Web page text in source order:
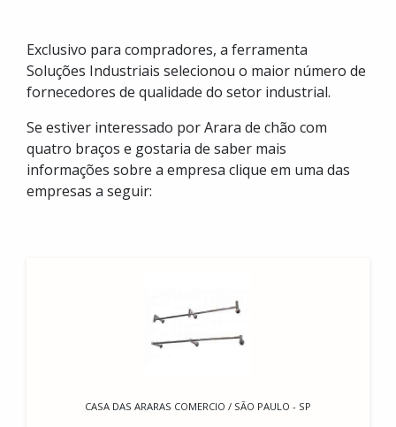
Exclusivo para compradores, a ferramenta
Soluções Industriais selecionou o maior número de
fornecedores de qualidade do setor industrial.
Se estiver interessado por Arara de chão com
quatro braços e gostaria de saber mais
informações sobre a empresa clique em uma das
empresas a seguir:
CASA DAS ARARAS COMERCIO / SÃO PAULO - SP